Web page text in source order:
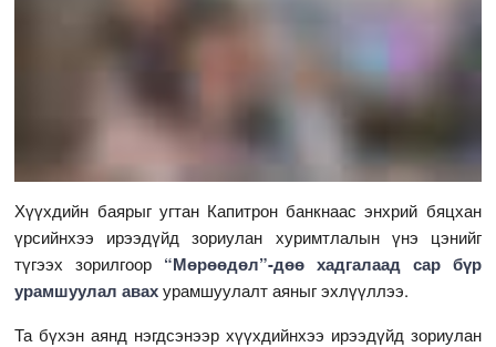
Хүүхдийн баярыг угтан Капитрон банкнаас энхрий бяцхан
үрсийнхээ ирээдүйд зориулан хуримтлалын үнэ цэнийг
түгээх зорилгоор “Мөрөөдөл”-дөө хадгалаад сар бүр
урамшуулал авахурамшуулалт аяныг эхлүүллээ.
Та бүхэн аянд нэгдсэнээр хүүхдийнхээ ирээдүйд зориулан